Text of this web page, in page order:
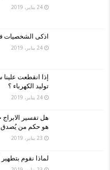
24 يناير، 2019
اذكى الشخصيات
24 يناير، 2019
إذا انقطعت
توليد الكهرباء ؟
24 يناير، 2019
هل تفسير
هو حكم من يُصدق
23 يناير، 2019
لماذا نقوم